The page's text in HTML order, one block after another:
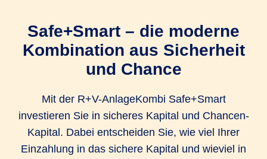
Das Verhältnis zwischen sicherem Kapital und
Chancen-Kapital legen Sie selbst fest, wobei
mindestens die Hälfte Ihrer Einzahlung in das
können Sie jederzeit kostenfrei ändern und so
auf Veränderungen in Ihrem Leben reagieren.
Sie können außerdem ganz einfach und
Safe+Smart – die moderne
Kombination aus Sicherheit
und Chance
Mit der R+V-AnlageKombi Safe+Smart
investieren Sie in sicheres Kapital und Chancen-
Kapital. Dabei entscheiden Sie, wie viel Ihrer
Einzahlung in das sichere Kapital und wieviel in